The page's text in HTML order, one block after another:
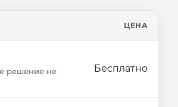
ЦЕНА
решение не
Бесплатно